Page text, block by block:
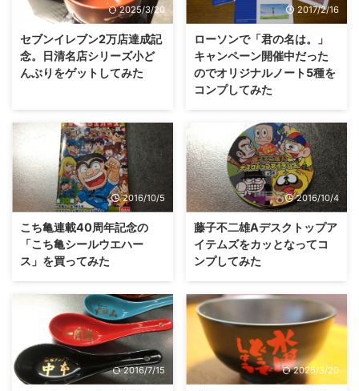
2025/3/20
セブンイレブン2万店達成記
念。日清名店シリーズ小ど
んぶりをゲットしてみた
2017/2/16
ローソンで「君の名は。」
キャンペーン開催中だった
のでオリジナルノート5種を
コンプしてみた
2016/10/5
こち亀連載40周年記念の
「こち亀シールウエハー
ス」を買ってみた
2016/10/4
藤子不二雄Aデスクトップア
イテムズをカッとなってコ
ンプしてみた
2016/7/15 2025/3/20